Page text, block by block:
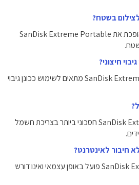
בשטח?
עמידותו למים, אבק ונפילות הופכת את SanDisk Extreme Portable
חיצוני?
בהחלט, ה‑SanDisk Extreme Portable SSD מתאים לשימוש ככונן גיבוי
לא, ה‑SanDisk Extreme Portable SSD חסכוני ביותר בצריכת חשמל
חיבור לאינטרנט?
כן, ה‑SanDisk Extreme Portable SSD פועל באופן עצמאי ואינו דורש